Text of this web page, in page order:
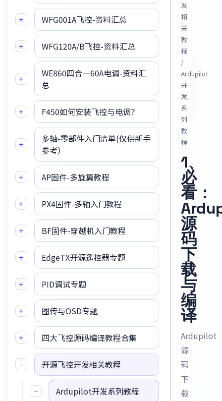
+ WFG001A飞控-资料汇总
+ WFG120A/B飞控-资料汇总
+
WE860四合一60A电调-资料汇
总
+ F450如何安装飞控与电调？
+
多轴-零部件入门清单(仅供新手
参考）
+ AP固件-多旋翼教程
+ PX4固件-多轴入门教程
+ BF固件-穿越机入门教程
+ EdgeTX开源遥控器专题
+ PID调试专题
+ 图传与OSD专题
+ 四大飞控源码编译教程合集
− 开源飞控开发相关教程
− Ardupilot开发系列教程
发
相
关
教
程
/
Ardupilot
开
发
系
列
教
程
1、
必
看：
源
码
下
载
与
编
译
Ardupilot
源
码
下
载